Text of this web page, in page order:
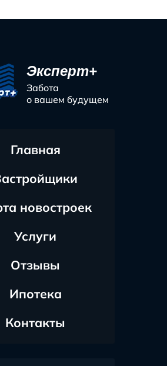
Эксперт+
Забота
о вашем будущем
Главная
новостроек
Услуги
Отзывы
Ипотека
Контакты